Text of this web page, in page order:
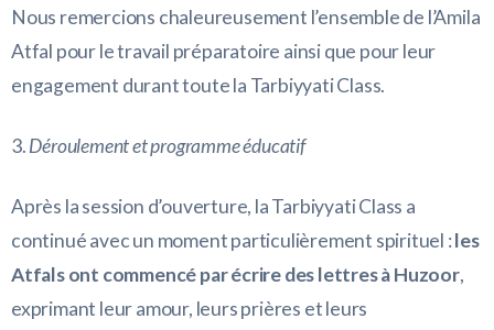
Nous remercions chaleureusement l’ensemble de l’Amila
Atfal pour le travail préparatoire ainsi que pour leur
engagement durant toute la Tarbiyyati Class.
3.Déroulement et programme éducatif
Après la session d’ouverture, la Tarbiyyati Class a
continué avec un moment particulièrement spirituel :les
Atfals ont commencé par écrire des lettres à Huzoor,
exprimant leur amour, leurs prières et leurs